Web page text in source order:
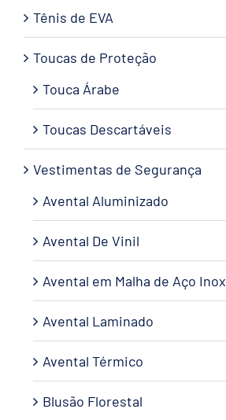
Tênis de EVA
Toucas de Proteção
Touca Árabe
Toucas Descartáveis
Vestimentas de Segurança
Avental Aluminizado
Avental De Vinil
Avental em Malha de Aço Inox
Avental Laminado
Avental Térmico
Blusão Florestal